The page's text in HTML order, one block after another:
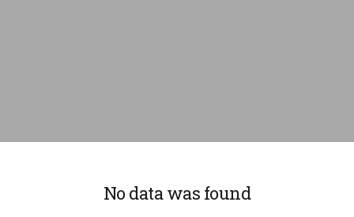
No data was found